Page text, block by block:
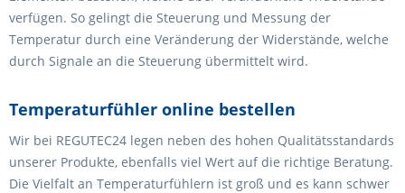
verfügen. So gelingt die Steuerung und Messung der
Temperatur durch eine Veränderung der Widerstände, welche
durch Signale an die Steuerung übermittelt wird.
Temperaturfühler online bestellen
Wir bei REGUTEC24 legen neben des hohen Qualitätsstandards
unserer Produkte, ebenfalls viel Wert auf die richtige Beratung.
Die Vielfalt an Temperaturfühlern ist groß und es kann schwer